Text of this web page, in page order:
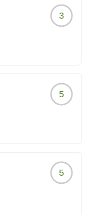
、冷蔵庫の冷却性
状態につきまし
し訳ございませんで
め、設備の点検・
りがとうございま
たら、ぜひ当ホテ
います。
3
5
5